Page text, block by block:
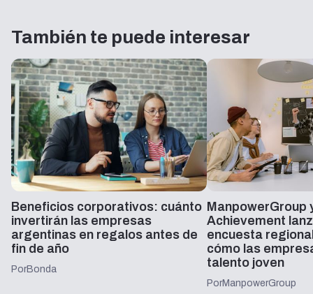
También te puede interesar
Beneficios corporativos: cuánto
invertirán las empresas
argentinas en regalos antes de
fin de año
PorBonda
ManpowerGroup
Achievement
encuesta
cómo las
talento joven
PorManpowerGroup